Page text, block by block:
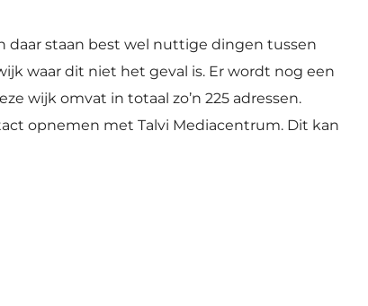
daar staan best wel nuttige dingen tussen
waar dit niet het geval is. Er wordt nog een
wijk omvat in totaal zo’n 225 adressen.
opnemen met Talvi Mediacentrum. Dit kan